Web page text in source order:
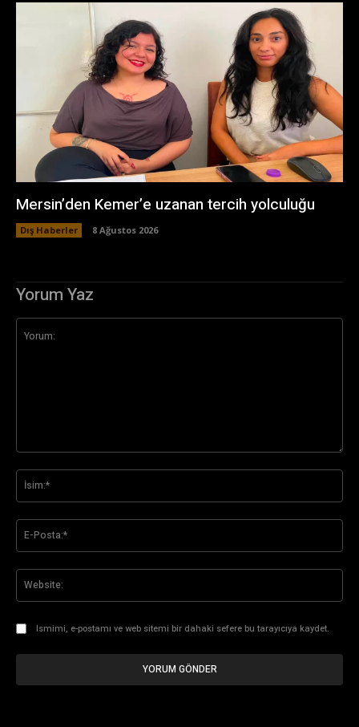
Mersin’den Kemer’e uzanan tercih yolculuğu
Dış Haberler 8 Ağustos 2026
Yorum Yaz
Ismimi, e-postamı ve web sitemi bir dahaki sefere bu tarayıcıya kaydet.